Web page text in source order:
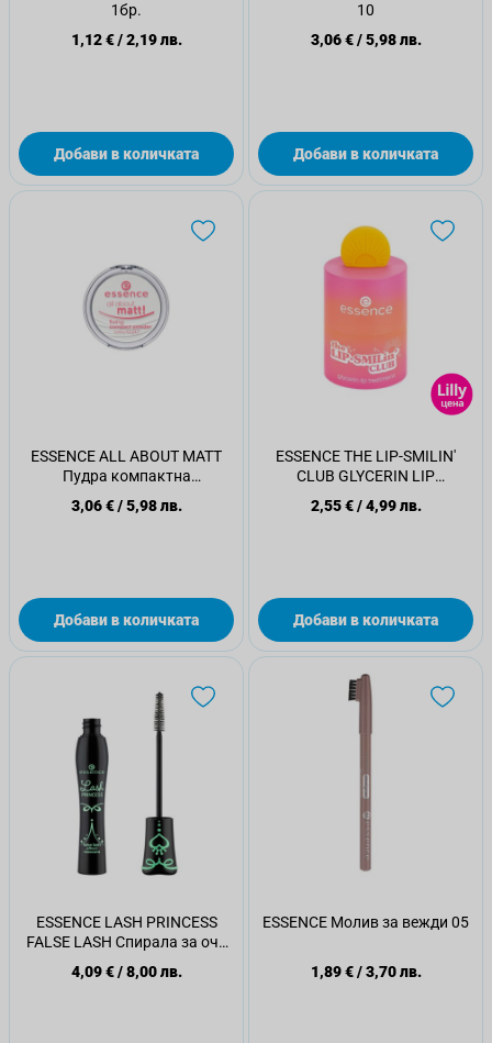
1бр.
1,12 €/2,19 лв.
Добави в количката
10
3,06 €/5,98 лв.
Добави в количката
ESSENCE ALL ABOUT MATT
Пудра компактна
3,06 €/5,98 лв.
Добави в количката
ESSENCE THE LIP-SMILIN'
CLUB GLYCERIN LIP
01
2,55 €/4,99 лв.
Добави в количката
ESSENCE LASH PRINCESS
FALSE LASH Спирала за очи
4,09 €/8,00 лв.
ESSENCE Молив за вежди 05
1,89 €/3,70 лв.